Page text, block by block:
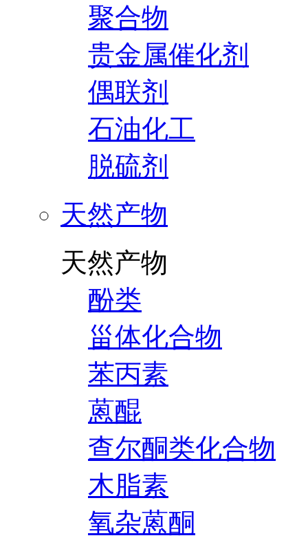
聚合物
贵金属催化剂
偶联剂
石油化工
脱硫剂
天然产物
天然产物
酚类
甾体化合物
苯丙素
蒽醌
查尔酮类化合物
木脂素
氧杂蒽酮